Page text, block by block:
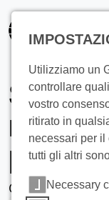
pasta
con i
Utilizziamo un
controllare
vostro
ritirato in
necessari per il
tutti gli altri
Necessary